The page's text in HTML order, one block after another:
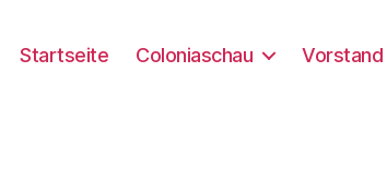
Startseite Coloniaschau Vorstand